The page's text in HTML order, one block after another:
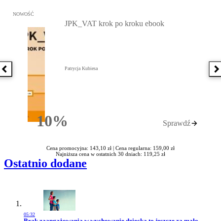
Poprzednia książka
Przejdź do: JPK_VAT krok po kroku ebook, Patrycja Kubiesa -
NOWOŚĆ
10%Rabatu
JPK_VAT krok po kroku ebook
Patrycja Kubiesa
Sprawdź
Cena promocyjna: 143,10 zł | Cena regularna: 159,00 zł
Najniższa cena w ostatnich 30 dniach: 119,25 zł
Ostatnio dodane
05:32